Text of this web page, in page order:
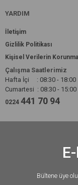
YARDIM
İletişim
Gizlilik Politikası
Kişisel Verilerin
Çalışma Saatlerimiz
Hafta İçi : 08:30 - 18:00
Cumartesi : 08:30 - 15:00
0224 441 70 94
Bültene üye